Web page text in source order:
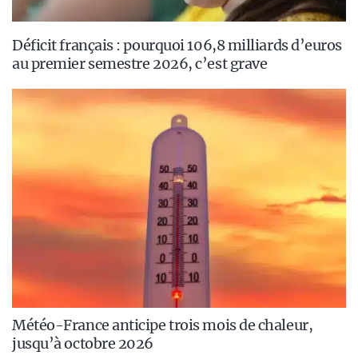
Déficit français : pourquoi 106,8 milliards d’euros
au premier semestre 2026, c’est grave
Météo-France anticipe trois mois de chaleur,
jusqu’à octobre 2026